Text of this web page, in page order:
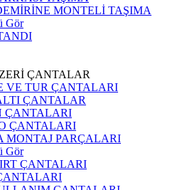
MONTELİ TAŞIMA
Gör
ÇANTALAR
VE TUR ÇANTALARI
ÇANTALAR
ÇANTALARI
ÇANTALARI
MONTAJ PARÇALARI
Gör
ÇANTALARI